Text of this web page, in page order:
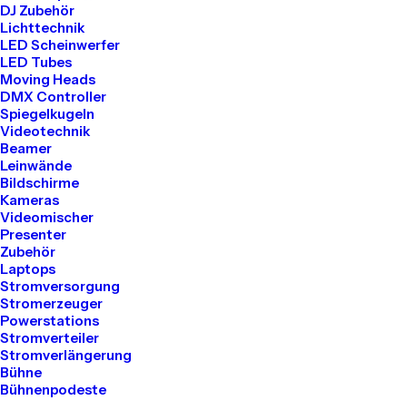
DJ Zubehör
Lichttechnik
LED Scheinwerfer
LED Tubes
Moving Heads
DMX Controller
Spiegelkugeln
Videotechnik
Beamer
Leinwände
Bildschirme
Kameras
Videomischer
Presenter
Zubehör
Laptops
Stromversorgung
Stromerzeuger
Powerstations
Stromverteiler
Stromverlängerung
Bühne
Bühnenpodeste
Get in touch
Tel: 030 2000 5441
Mail: info@akari-audio.de
Unser Standort
Akari Events
Bessemerstraße 80
12013 Berlin